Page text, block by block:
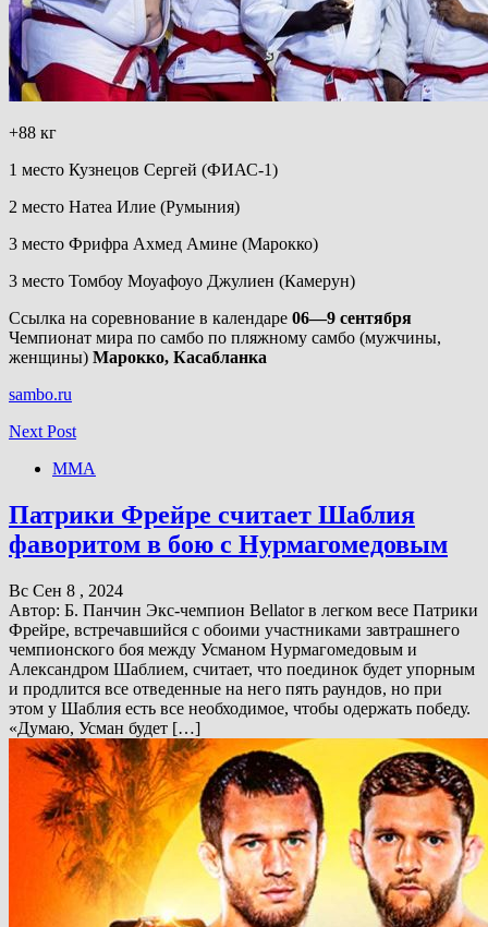
+88 кг
1 место Кузнецов Сергей (ФИАС-1)
2 место Натеа Илие (Румыния)
3 место Фрифра Ахмед Амине (Марокко)
3 место Томбоу Моуафоуо Джулиен (Камерун)
Ссылка на соревнование в календаре 06—9 сентября
Чемпионат мира по самбо по пляжному самбо (мужчины,
женщины) Марокко, Касабланка
sambo.ru
Next Post
ММА
Патрики Фрейре считает Шаблия
фаворитом в бою с Нурмагомедовым
Вс Сен 8 , 2024
Автор: Б. Панчин Экс-чемпион Bellator в легком весе Патрики
Фрейре, встречавшийся с обоими участниками завтрашнего
чемпионского боя между Усманом Нурмагомедовым и
Александром Шаблием, считает, что поединок будет упорным
и продлится все отведенные на него пять раундов, но при
этом у Шаблия есть все необходимое, чтобы одержать победу.
«Думаю, Усман будет […]